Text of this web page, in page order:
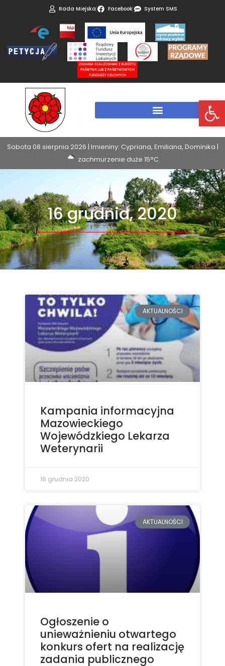
Rada Miejska Facebook System SMS
Sobota 08 sierpnia 2026 | Imieniny: Cypriana, Emiliana, Dominika |
zachmurzenie duże 15°C
16 grudnia, 2020
AKTUALNOŚCI
Kampania informacyjna
Mazowieckiego
Wojewódzkiego Lekarza
Weterynarii
16 grudnia 2020
AKTUALNOŚCI
Ogłoszenie o
unieważnieniu otwartego
konkurs ofert na realizację
zadania publicznego